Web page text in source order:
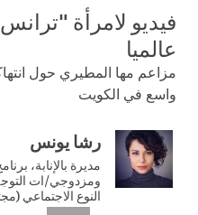
فيديو لامرأة
عالميا
مزاعم مها المطيري حول
واسع في الكويت
رشا يونس
مديرة بالإنابة،
ومزدوجي/ات
النوع الاجتماعي